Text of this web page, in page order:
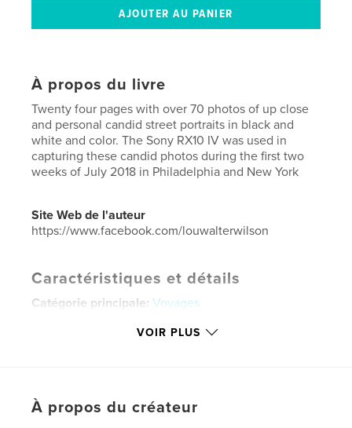
À propos du livre
Twenty four pages with over 70 photos of up close
and personal candid street portraits in black and
white and color. The Sony RX10 IV was used in
capturing these candid photos during the first two
weeks of July 2018 in Philadelphia and New York
Site Web de l'auteur
https://www.facebook.com/louwalterwilson
Caractéristiques et détails
Catégorie principale: Voyages
Lettre US, 22×28 cm
Mots-clés
VOIR PLUS
À propos du créateur